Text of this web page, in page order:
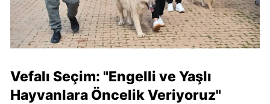
Vefalı Seçim: "Engelli ve Yaşlı
Hayvanlara Öncelik Veriyoruz"